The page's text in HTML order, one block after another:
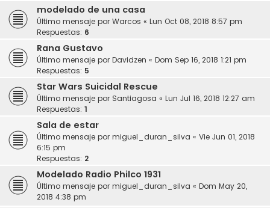
modelado de una casa
Último mensaje por Warcos « Lun Oct 08, 2018 8:57 pm
Respuestas: 6
Rana Gustavo
Último mensaje por Davidzen « Dom Sep 16, 2018 1:21 pm
Respuestas: 5
Star Wars Suicidal Rescue
Último mensaje por Santiagosa « Lun Jul 16, 2018 12:27 am
Respuestas: 1
Sala de estar
Último mensaje por miguel_duran_silva « Vie Jun 01, 2018
6:15 pm
Respuestas: 2
Modelado Radio Philco 1931
Último mensaje por miguel_duran_silva « Dom May 20,
2018 4:38 pm